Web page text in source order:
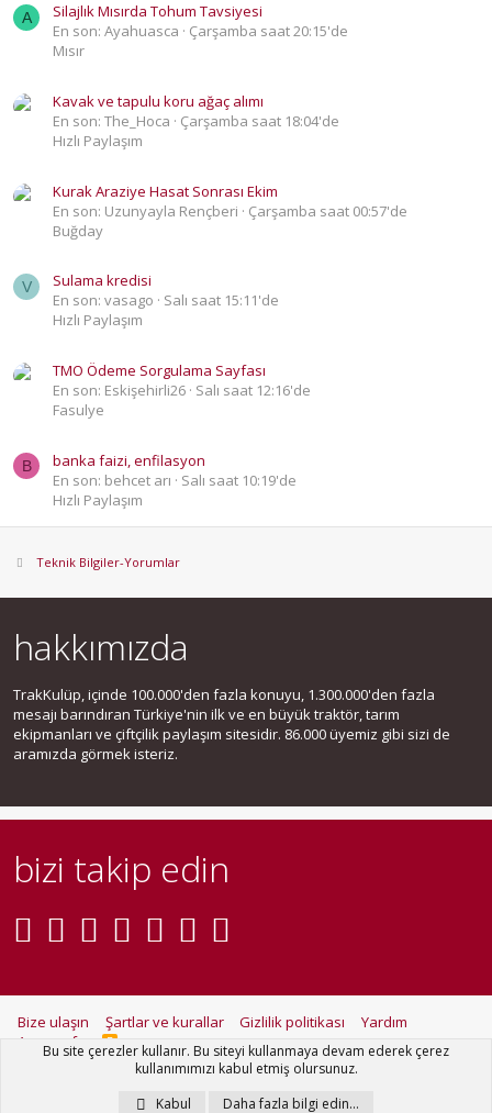
A
Silajlık Mısırda Tohum Tavsiyesi
En son: Ayahuasca
Çarşamba saat 20:15'de
Mısır
Kavak ve tapulu koru ağaç alımı
En son: The_Hoca
Çarşamba saat 18:04'de
Hızlı Paylaşım
Kurak Araziye Hasat Sonrası Ekim
En son: Uzunyayla Rençberi
Çarşamba saat 00:57'de
Buğday
V
Sulama kredisi
En son: vasago
Salı saat 15:11'de
Hızlı Paylaşım
TMO Ödeme Sorgulama Sayfası
En son: Eskişehirli26 Salı saat 12:16'de
Fasulye
B
banka faizi, enfilasyon
En son: behcet arı
Salı saat 10:19'de
Hızlı Paylaşım
Teknik Bilgiler-Yorumlar
hakkımızda
TrakKulüp, içinde 100.000'den fazla konuyu, 1.300.000'den fazla
mesajı barındıran Türkiye'nin ilk ve en büyük traktör, tarım
ekipmanları ve çiftçilik paylaşım sitesidir. 86.000 üyemiz gibi sizi de
aramızda görmek isteriz.
bizi takip edin
Bize ulaşın Şartlar ve kurallar Gizlilik politikası
Yardım
Ana sayfa
R
S
Metro Theme for XenForo by
PixelGoose Studio
Bu site çerezler kullanır. Bu siteyi kullanmaya devam ederek çerez
kullanımımızı kabul etmiş olursunuz.
Kabul
Daha fazla bilgi edin…